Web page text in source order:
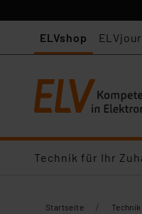
ELVshop
Technik für Ihr
Startseite /